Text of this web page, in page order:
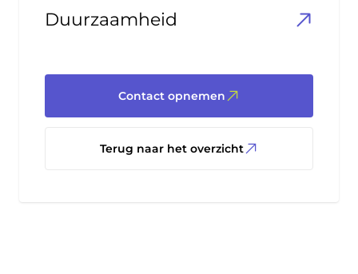
Duurzaamheid
Contact opnemen
Terug naar het overzicht